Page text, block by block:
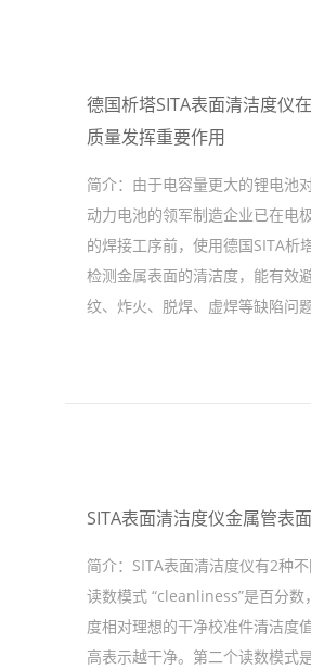
德国析塔SITA表面清洁度仪
质量发挥重要作用
简介： 由于电容量更大的锂电池
动力电池的领军制造企业已在电
的焊接工序前，使用德国SITA析
检测金属表面的清洁度，能有效
纹、炸火、脱焊、虚焊等缺陷问题
SITA表面清洁度仪金属管表
简介： SITA表面清洁度仪有2种
读数模式 “cleanliness”是百分数
度相对理想的干净校准件清洁度
高表示越干净。第二个读数模式